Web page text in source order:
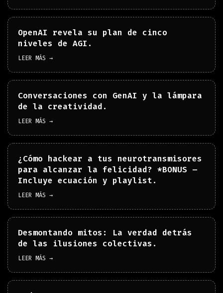
OpenAI revela su plan de cinco
niveles de AGI.
LEER MÁS →
Conversaciones con GenAI y la lámpara
de la creatividad.
LEER MÁS →
¿Cómo hackear a tus neurotransmisores
para alcanzar la felicidad? *BONUS –
Incluye ecuación y playlist.
LEER MÁS →
Desmontando mitos: La verdad detrás
de las ilusiones colectivas.
LEER MÁS →